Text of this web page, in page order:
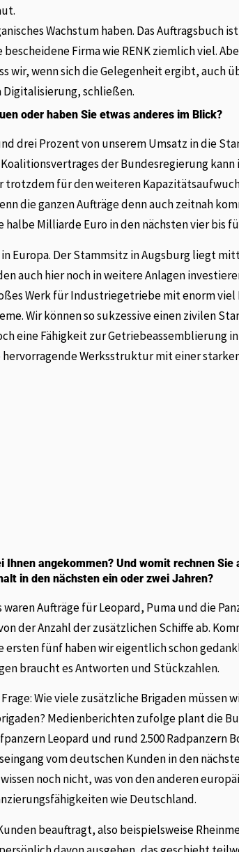
Wachstum haben. Das Auftragsbuch
Firma wie RENK ziemlich viel.
wir, wenn sich die Gelegenheit ergibt, auch
Digitalisierung, schließen.
oder haben Sie etwas anderes im Blick?
drei Prozent von unserem Umsatz in die
der Bundesregierung kann
für den weiteren
die ganzen Aufträge denn auch zeitnah
Milliarde Euro in den nächsten vier bis
Europa. Der Stammsitz in Augsburg liegt
auch hier noch in weitere Anlagen
Werk für Industriegetriebe mit enorm
Wir können so sukzessive einen zivilen
eine Fähigkeit zur Getriebeassemblierung
Werksstruktur mit einer
Ihnen angekommen? Und womit rechnen Sie
in den nächsten ein oder zwei Jahren?
waren Aufträge für Leopard, Puma und die
der Anzahl der zusätzlichen Schiffe ab.
ersten fünf haben wir eigentlich schon
braucht es Antworten und Stückzahlen.
Wie viele zusätzliche Brigaden müssen
Medienberichten zufolge plant die
Leopard und rund 2.500 Radpanzern
vom deutschen Kunden in den
noch nicht, was von den anderen
wie Deutschland.
beauftragt, also beispielsweise